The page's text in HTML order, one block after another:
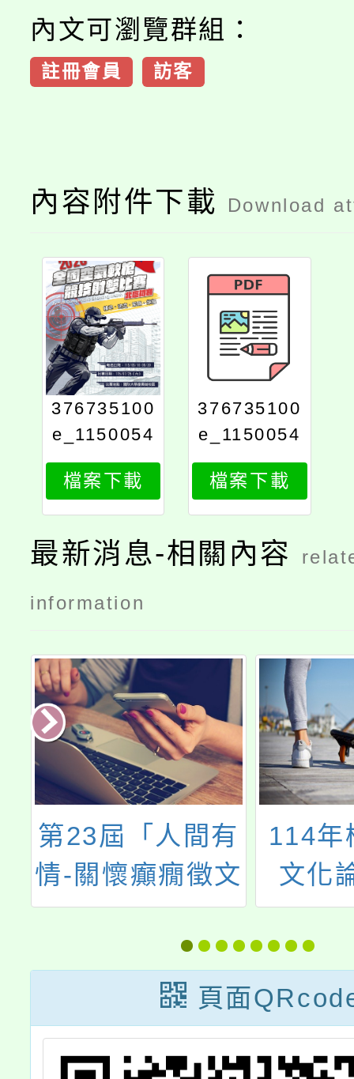
內文可瀏覽群組：
註冊會員 訪客
內容附件下載 Download
376735100
e_1150054
043_attach
2
檔案下載
376735100
e_1150054
043_attach
1
檔案下載
最新消息-相關內容
information
第23屆「人間有
情-關懷癲癇徵文
比賽」活動
114年
文化
頁面